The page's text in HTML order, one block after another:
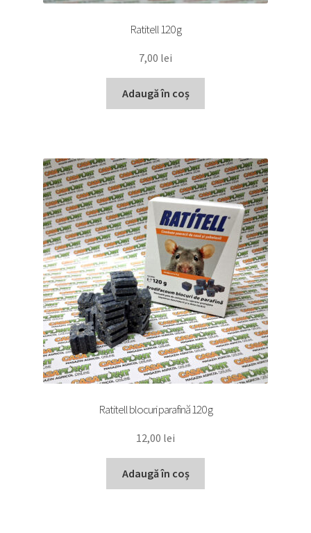
Ratitell 120 g
7,00 lei
Adaugă în coș
Ratitell blocuri parafină 120 g
12,00 lei
Adaugă în coș